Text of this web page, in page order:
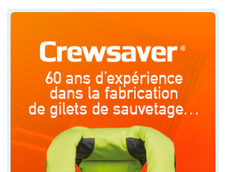
Le spi symétrique, un atout technique pour la
Le spi symétrique permet un contrôle optimal des
Cependant, son installation demande une certaine
À l'inverse, le spi asymétrique séduit par sa facilité
Il est plus simple à manier, notamment pour les
Le choix entre un spi symétrique et un spi
Le spi symétrique convient particulièrement aux